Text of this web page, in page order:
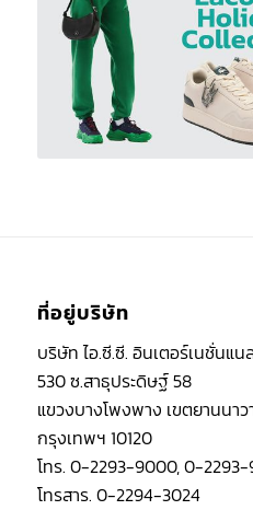
ที่อยู่บริษัท
บริษัท ไอ.ซี.ซี. อินเตอร์เนชั่นแ
530 ซ.สาธุประดิษฐ์ 58
แขวงบางโพงพาง เขตยานนาว
กรุงเทพฯ 10120
โทร. 0-2293-9000, 0-
โทรสาร. 0-2294-3024